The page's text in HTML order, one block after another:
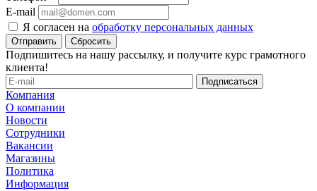
E-mail
Я согласен на обработку персональных данных
Сбросить
Подпишитесь на нашу рассылку, и получите курс грамотного
клиента!
Компания
О компании
Новости
Сотрудники
Вакансии
Магазины
Политика
Информация